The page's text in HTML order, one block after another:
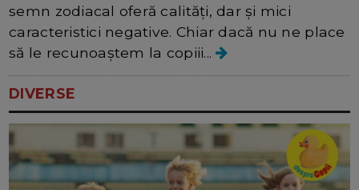
semn zodiacal oferă calități, dar și mici
caracteristici negative. Chiar dacă nu ne place
să le recunoaștem la copiii...
DIVERSE